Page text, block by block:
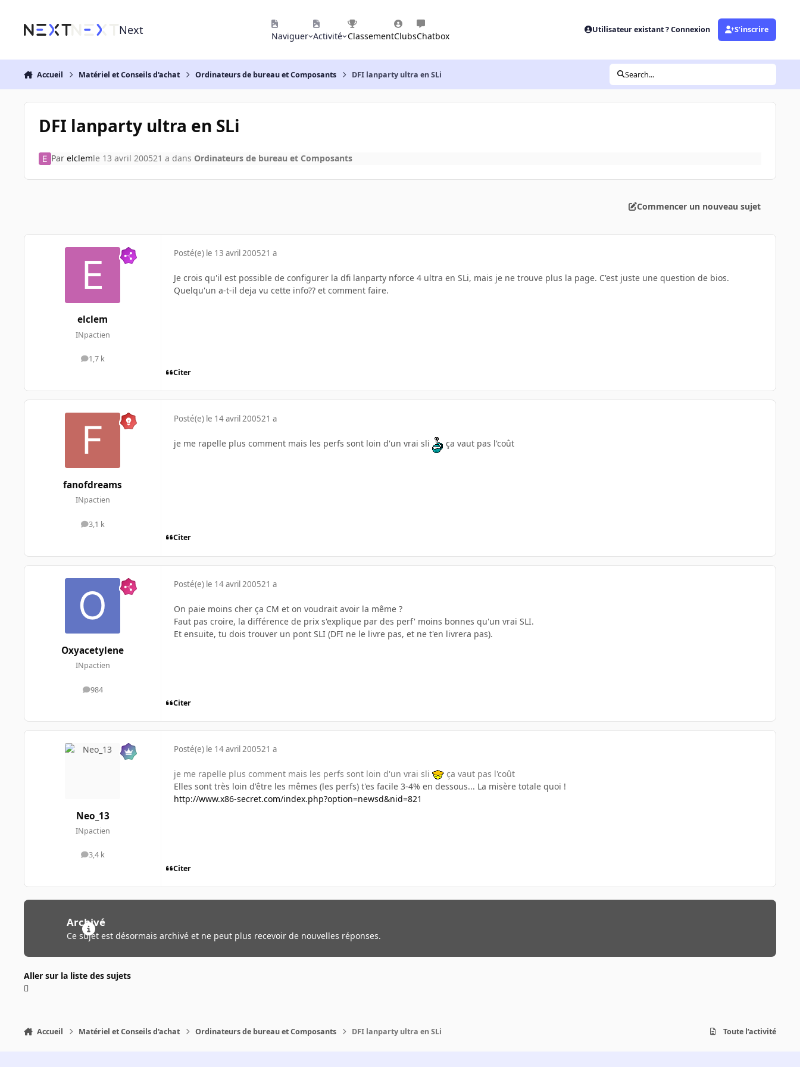
Next Naviguer Activité ClassementClubsChatbox
Utilisateur existant ? Connexion S’inscrire
Accueil Matériel et Conseils d'achat Ordinateurs de bureau et Composants DFI lanparty ultra en SLi Search...
DFI lanparty ultra en SLi
Par elclemle 13 avril 200521 a dans Ordinateurs de bureau et Composants
Commencer un nouveau sujet
elclem
INpactien
1,7 k
messages
Posté(e) le 13 avril 200521 a
Je crois qu'il est possible de configurer la dfi lanparty nforce 4 ultra en SLi, mais je ne trouve plus la page. C'est juste une question de bios.
Quelqu'un a-t-il deja vu cette info?? et comment faire.
Citer
fanofdreams
INpactien
3,1 k
messages
Posté(e) le 14 avril 200521 a
je me rapelle plus comment mais les perfs sont loin d'un vrai sli ça vaut pas l'coût
Citer
Oxyacetylene
INpactien
984
messages
Posté(e) le 14 avril 200521 a
On paie moins cher ça CM et on voudrait avoir la même ?
Faut pas croire, la différence de prix s'explique par des perf' moins bonnes qu'un vrai SLI.
Et ensuite, tu dois trouver un pont SLI (DFI ne le livre pas, et ne t'en livrera pas).
Citer
Neo_13
INpactien
3,4 k
messages
Posté(e) le 14 avril 200521 a
je me rapelle plus comment mais les perfs sont loin d'un vrai sli
ça vaut pas l'coût
Elles sont très loin d'être les mêmes (les perfs) t'es facile 3-4% en dessous... La misère totale quoi !
http://www.x86-secret.com/index.php?option=newsd&nid=821
Citer
Archivé
Ce sujet est désormais archivé et ne peut plus recevoir de nouvelles réponses.
Aller sur la liste des sujets
Accueil Matériel et Conseils d'achat Ordinateurs de bureau et Composants DFI lanparty ultra en SLi Toute l’activité